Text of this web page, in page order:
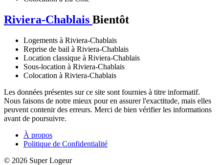
Riviera-Chablais Bientôt
Logements à Riviera-Chablais
Reprise de bail à Riviera-Chablais
Location classique à Riviera-Chablais
Sous-location à Riviera-Chablais
Colocation à Riviera-Chablais
Les données présentes sur ce site sont fournies à titre informatif.
Nous faisons de notre mieux pour en assurer l'exactitude, mais elles
peuvent contenir des erreurs. Merci de bien vérifier les informations
avant de poursuivre.
À propos
Politique de Confidentialité
© 2026 Super Logeur